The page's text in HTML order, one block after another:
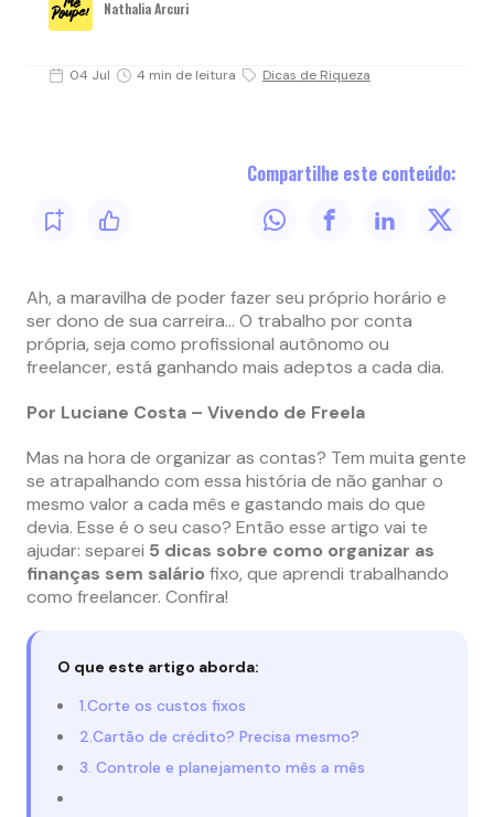
Nathalia Arcuri
04 Jul 4 min de leitura Dicas de Riqueza
Compartilhe este conteúdo:
Ah, a maravilha de poder fazer seu próprio horário e
ser dono de sua carreira… O trabalho por conta
própria, seja como profissional autônomo ou
freelancer, está ganhando mais adeptos a cada dia.
Por Luciane Costa – Vivendo de Freela
Mas na hora de organizar as contas? Tem muita gente
se atrapalhando com essa história de não ganhar o
mesmo valor a cada mês e gastando mais do que
devia. Esse é o seu caso? Então esse artigo vai te
ajudar: separei 5 dicas sobre como organizar as
finanças sem salário fixo, que aprendi trabalhando
como freelancer. Confira!
O que este artigo aborda:
1.Corte os custos fixos
2.Cartão de crédito? Precisa mesmo?
3. Controle e planejamento mês a mês